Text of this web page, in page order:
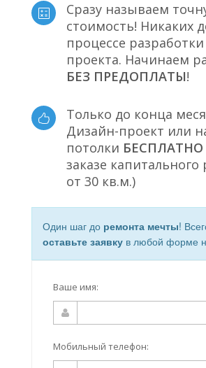
Сразу называем
стоимость! Никаких
процессе разработки
проекта. Начинаем
БЕЗ ПРЕДОПЛАТЫ!
Только до конца
Дизайн-проект или
потолки БЕСПЛАТНО
заказе
от 30 кв.м.)
Один шаг до ремонта мечты!
оставьте заявку в любой форме
Ваше имя:
Мобильный телефон: